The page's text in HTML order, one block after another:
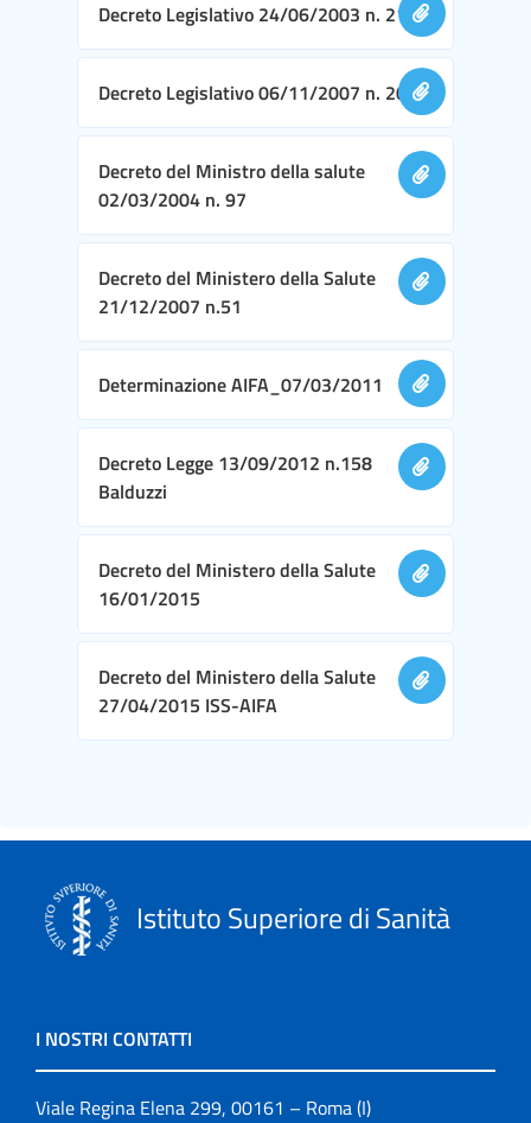
Decreto Legislativo 24/06/2003 n. 211
Decreto Legislativo 06/11/2007 n. 200
Decreto del Ministro della salute
02/03/2004 n. 97
Decreto del Ministero della Salute
21/12/2007 n.51
Determinazione AIFA_07/03/2011
Decreto Legge 13/09/2012 n.158
Balduzzi
Decreto del Ministero della Salute
16/01/2015
Decreto del Ministero della Salute
27/04/2015 ISS-AIFA
Istituto Superiore di Sanità
I NOSTRI CONTATTI
Viale Regina Elena 299, 00161 – Roma (I)